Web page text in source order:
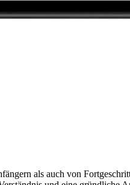
als auch von